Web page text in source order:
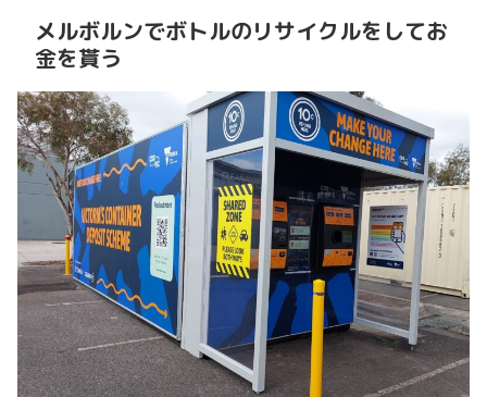
メルボルンでボトルのリサイクルをしてお
金を貰う